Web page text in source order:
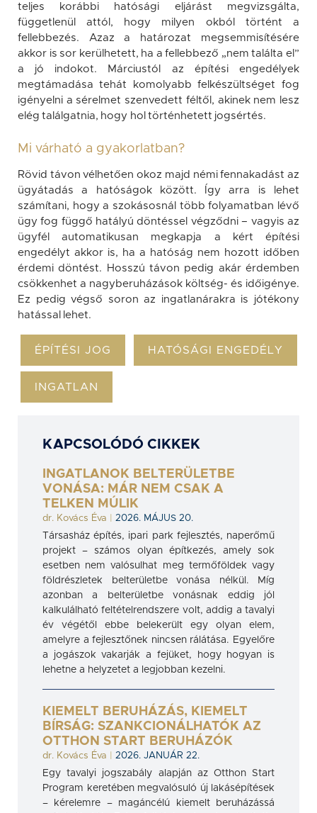
teljes korábbi hatósági eljárást megvizsgálta,
függetlenül attól, hogy milyen okból történt a
fellebbezés. Azaz a határozat megsemmisítésére
akkor is sor kerülhetett, ha a fellebbező „nem találta el”
a jó indokot. Márciustól az építési engedélyek
megtámadása tehát komolyabb felkészültséget fog
igényelni a sérelmet szenvedett féltől, akinek nem lesz
elég találgatnia, hogy hol történhetett jogsértés.
Mi várható a gyakorlatban?
Rövid távon vélhetően okoz majd némi fennakadást az
ügyátadás a hatóságok között. Így arra is lehet
számítani, hogy a szokásosnál több folyamatban lévő
ügy fog függő hatályú döntéssel végződni – vagyis az
ügyfél automatikusan megkapja a kért építési
engedélyt akkor is, ha a hatóság nem hozott időben
érdemi döntést. Hosszú távon pedig akár érdemben
csökkenhet a nagyberuházások költség- és időigénye.
Ez pedig végső soron az ingatlanárakra is jótékony
hatással lehet.
ÉPÍTÉSI JOG HATÓSÁGI ENGEDÉLY
INGATLAN
KAPCSOLÓDÓ CIKKEK
INGATLANOK BELTERÜLETBE
VONÁSA: MÁR NEM CSAK A
TELKEN MÚLIK
dr. Kovács Éva
2026. MÁJUS 20.
Társasház építés, ipari park fejlesztés, naperőmű
projekt – számos olyan építkezés, amely sok
esetben nem valósulhat meg termőföldek vagy
földrészletek belterületbe vonása nélkül. Míg
azonban a belterületbe vonásnak eddig jól
kalkulálható feltételrendszere volt, addig a tavalyi
év végétől ebbe belekerült egy olyan elem,
amelyre a fejlesztőnek nincsen rálátása. Egyelőre
a jogászok vakarják a fejüket, hogy hogyan is
lehetne a helyzetet a legjobban kezelni.
KIEMELT BERUHÁZÁS, KIEMELT
BÍRSÁG: SZANKCIONÁLHATÓK AZ
OTTHON START BERUHÁZÓK
dr. Kovács Éva
2026. JANUÁR 22.
Egy tavalyi jogszabály alapján az Otthon Start
Program keretében megvalósuló új lakásépítések
– kérelemre – magáncélú kiemelt beruházássá